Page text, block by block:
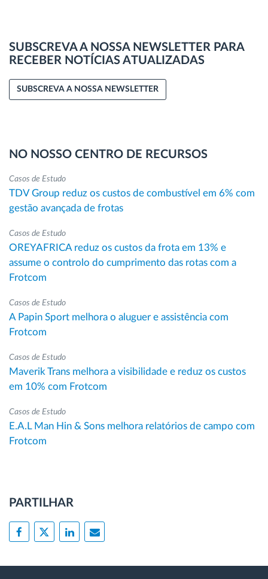
SUBSCREVA A NOSSA NEWSLETTER PARA
RECEBER NOTÍCIAS ATUALIZADAS
SUBSCREVA A NOSSA NEWSLETTER
NO NOSSO CENTRO DE RECURSOS
Casos de Estudo
TDV Group reduz os custos de combustível em 6% com
gestão avançada de frotas
Casos de Estudo
OREYAFRICA reduz os custos da frota em 13% e
assume o controlo do cumprimento das rotas com a
Frotcom
Casos de Estudo
A Papin Sport melhora o aluguer e assistência com
Frotcom
Casos de Estudo
Maverik Trans melhora a visibilidade e reduz os custos
em 10% com Frotcom
Casos de Estudo
E.A.L Man Hin & Sons melhora relatórios de campo com
Frotcom
PARTILHAR